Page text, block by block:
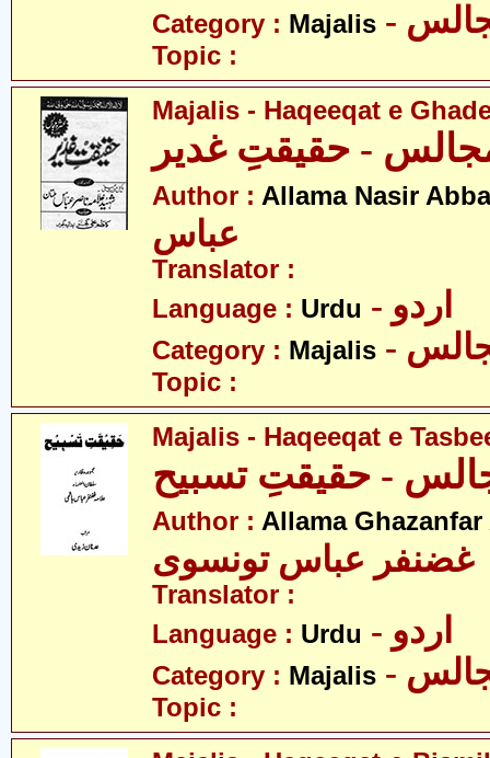
Category : Majalis
Topic :
Majalis - Haqeeqat e
- حقیقتِ غدیر
Author : Allama Nasir
عباس
Translator :
Language : Urdu - اردو
Category : Majalis
Topic :
Majalis - Haqeeqat e
- حقیقتِ تسبیح
Author : Allama
غضنفر عباس تونسوی
Translator :
Language : Urdu - اردو
Category : Majalis
Topic :